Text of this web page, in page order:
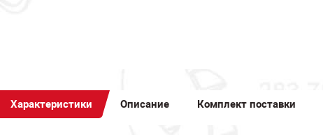
Характеристики Описание Комплект поставки